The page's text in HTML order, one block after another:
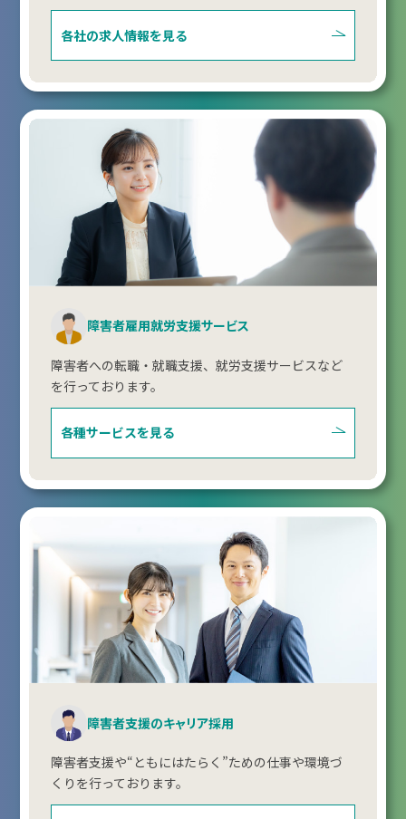
各社の求人情報を見る
障害者雇用就労支援サービス
障害者への転職・就職支援、就労支援サービスなど
を行っております。
各種サービスを見る
障害者支援のキャリア採用
障害者支援や“ともにはたらく”ための仕事や環境づ
くりを行っております。